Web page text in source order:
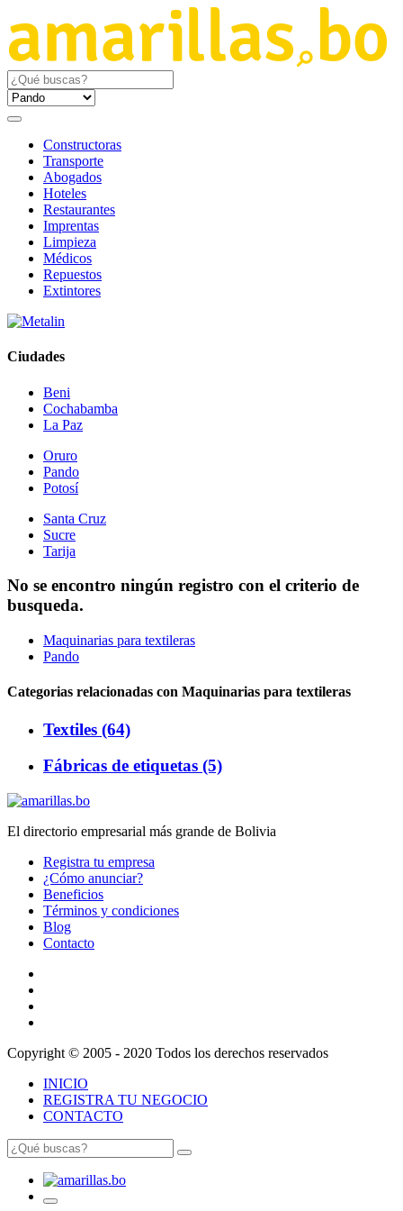
Constructoras
Transporte
Abogados
Hoteles
Restaurantes
Imprentas
Limpieza
Médicos
Repuestos
Extintores
Ciudades
Beni
Cochabamba
La Paz
Oruro
Pando
Potosí
Santa Cruz
Sucre
Tarija
No se encontro ningún registro con el criterio de
busqueda.
Maquinarias para textileras
Pando
Categorias relacionadas con Maquinarias para textileras
Textiles (64)
Fábricas de etiquetas (5)
El directorio empresarial más grande de Bolivia
Registra tu empresa
¿Cómo anunciar?
Beneficios
Términos y condiciones
Blog
Contacto
Copyright © 2005 - 2020 Todos los derechos reservados
INICIO
REGISTRA TU NEGOCIO
CONTACTO